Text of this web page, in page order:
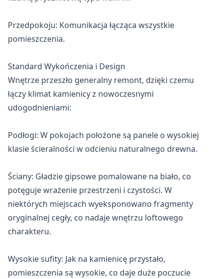
Przedpokoju: Komunikacja łącząca wszystkie
pomieszczenia.
Standard Wykończenia i Design
Wnętrze przeszło generalny remont, dzięki czemu
łączy klimat kamienicy z nowoczesnymi
udogodnieniami:
Podłogi: W pokojach położone są panele o wysokiej
klasie ścieralności w odcieniu naturalnego drewna.
Ściany: Gładzie gipsowe pomalowane na biało, co
potęguje wrażenie przestrzeni i czystości. W
niektórych miejscach wyeksponowano fragmenty
oryginalnej cegły, co nadaje wnętrzu loftowego
charakteru.
Wysokie sufity: Jak na kamienicę przystało,
pomieszczenia są wysokie, co daje duże poczucie